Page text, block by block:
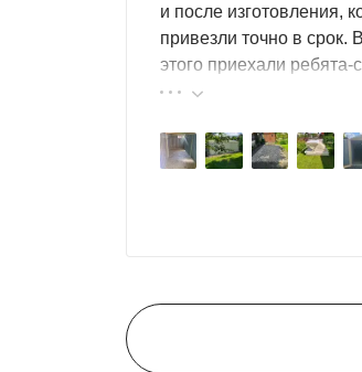
и после изготовления,
привезли точно в срок.
этого приехали ребята-
быстро, за пару часов,
поэтому всем советуем